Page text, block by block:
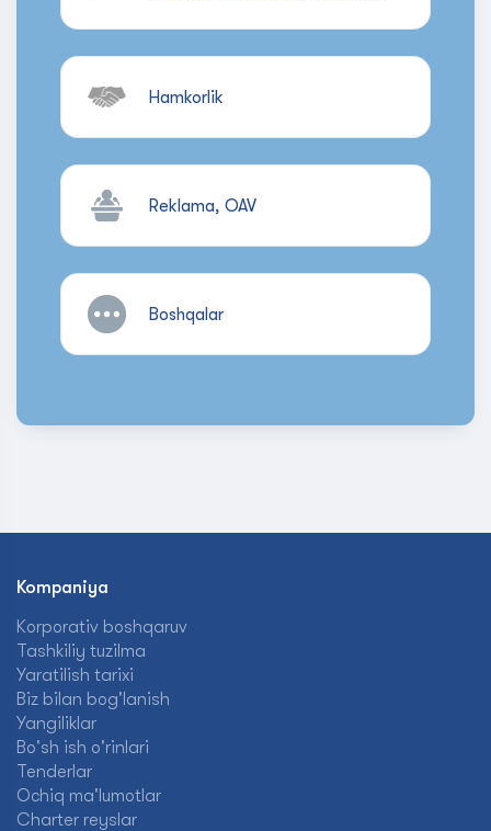
Hamkorlik
Reklama, OAV
Boshqalar
Kompaniya
Korporativ boshqaruv
Tashkiliy tuzilma
Yaratilish tarixi
Biz bilan bog'lanish
Yangiliklar
Bo'sh ish o'rinlari
Tenderlar
Ochiq ma'lumotlar
Charter reyslar